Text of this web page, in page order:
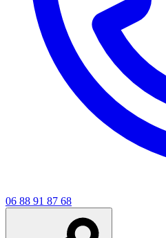
06 88 91 87 68